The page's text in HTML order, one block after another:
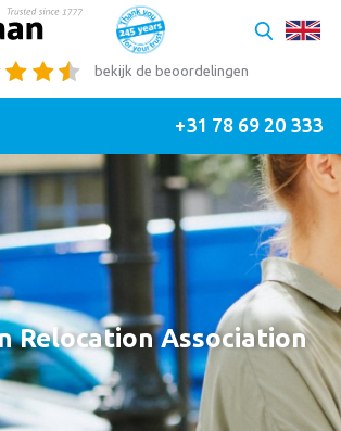
bekijk de beoordelingen
+31 78 69 20 333
Relocation Association
|